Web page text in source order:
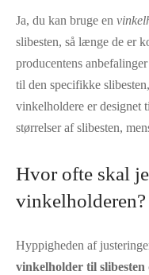
Ja, du kan bruge en
slibesten, så længe de er
producentens
til den specifikke
vinkelholdere er designet
størrelser af slibesten,
Hvor ofte skal
vinkelholderen?
Hyppigheden af
vinkelholder til slibesten